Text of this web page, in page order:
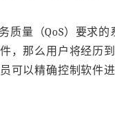
质量（QoS）要求
，那么用户将经历
可以精确控制软件